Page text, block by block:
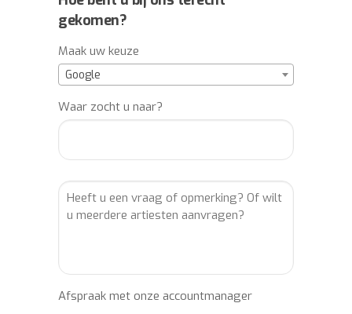
gekomen?
Maak uw keuze
Google
Waar zocht u naar?
Afspraak met onze accountmanager